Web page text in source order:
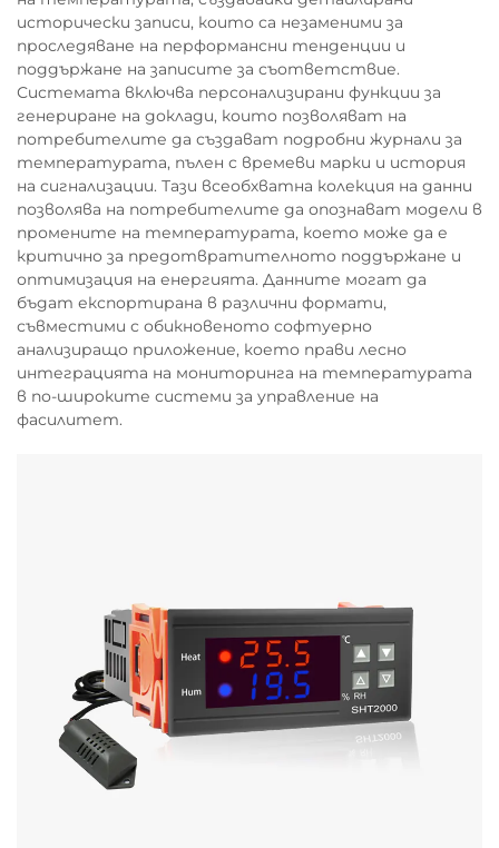
исторически записи, които са незаменими за
проследяване на перформансни тенденции и
поддържане на записите за съответствие.
Системата включва персонализирани функции за
генериране на доклади, които позволяват на
потребителите да създават подробни журнали за
температурата, пълен с времеви марки и история
на сигнализации. Тази всеобхватна колекция на данни
позволява на потребителите да опознават модели в
промените на температурата, което може да е
критично за предотвратителното поддържане и
оптимизация на енергията. Данните могат да
бъдат експортирана в различни формати,
съвместими с обикновеното софтуерно
анализиращо приложение, което прави лесно
интеграцията на мониторинга на температурата
в по-широките системи за управление на
фасилитет.